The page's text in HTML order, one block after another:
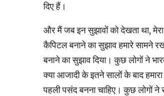
दिए हैं।
और मैं जब इन सुझावों को देखता था, मेरा
कैपिटल बनाने का सुझाव हमारे सामने
बनाने का सुझाव दिया। कुछ लोगों ने
क्या आजादी के इतने सालों के बाद हमारा
पहली पसंद बनना चाहिए। कुछ लोगों ने